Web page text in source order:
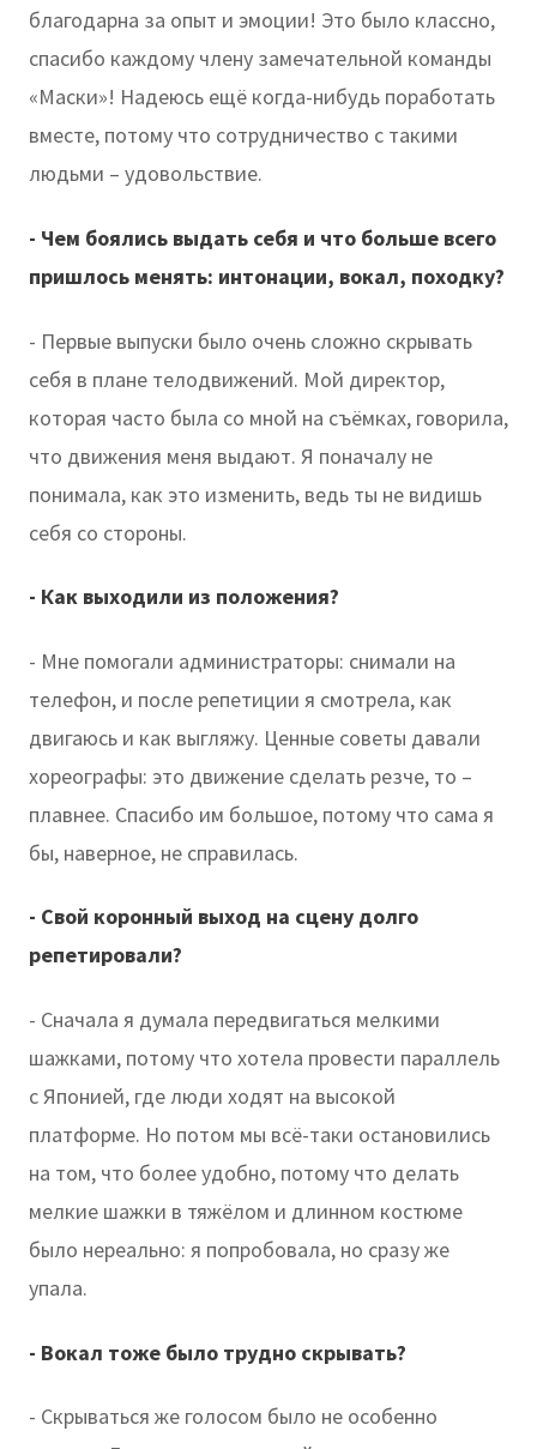
благодарна за опыт и эмоции! Это было классно,
спасибо каждому члену замечательной команды
«Маски»! Надеюсь ещё когда-нибудь поработать
вместе, потому что сотрудничество с такими
людьми – удовольствие.
- Чем боялись выдать себя и что больше всего
пришлось менять: интонации, вокал, походку?
- Первые выпуски было очень сложно скрывать
себя в плане телодвижений. Мой директор,
которая часто была со мной на съёмках, говорила,
что движения меня выдают. Я поначалу не
понимала, как это изменить, ведь ты не видишь
себя со стороны.
- Как выходили из положения?
- Мне помогали администраторы: снимали на
телефон, и после репетиции я смотрела, как
двигаюсь и как выгляжу. Ценные советы давали
хореографы: это движение сделать резче, то –
плавнее. Спасибо им большое, потому что сама я
бы, наверное, не справилась.
- Свой коронный выход на сцену долго
репетировали?
- Сначала я думала передвигаться мелкими
шажками, потому что хотела провести параллель
с Японией, где люди ходят на высокой
платформе. Но потом мы всё-таки остановились
на том, что более удобно, потому что делать
мелкие шажки в тяжёлом и длинном костюме
было нереально: я попробовала, но сразу же
упала.
- Вокал тоже было трудно скрывать?
- Скрываться же голосом было не особенно